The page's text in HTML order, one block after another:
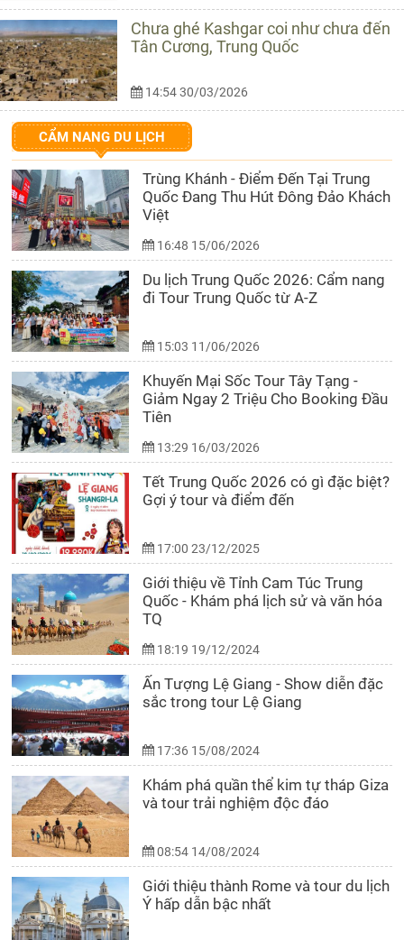
Chưa ghé Kashgar coi như chưa đến
Tân Cương, Trung Quốc
14:54 30/03/2026
CẨM NANG DU LỊCH
Trùng Khánh - Điểm Đến Tại Trung
Quốc Đang Thu Hút Đông Đảo Khách
Việt
16:48 15/06/2026
Du lịch Trung Quốc 2026: Cẩm nang
đi Tour Trung Quốc từ A-Z
15:03 11/06/2026
Khuyến Mại Sốc Tour Tây Tạng -
Giảm Ngay 2 Triệu Cho Booking Đầu
Tiên
13:29 16/03/2026
Tết Trung Quốc 2026 có gì đặc biệt?
Gợi ý tour và điểm đến
17:00 23/12/2025
Giới thiệu về Tỉnh Cam Túc Trung
Quốc - Khám phá lịch sử và văn hóa
TQ
18:19 19/12/2024
Ấn Tượng Lệ Giang - Show diễn đặc
sắc trong tour Lệ Giang
17:36 15/08/2024
Khám phá quần thể kim tự tháp Giza
và tour trải nghiệm độc đáo
08:54 14/08/2024
Giới thiệu thành Rome và tour du lịch
Ý hấp dẫn bậc nhất